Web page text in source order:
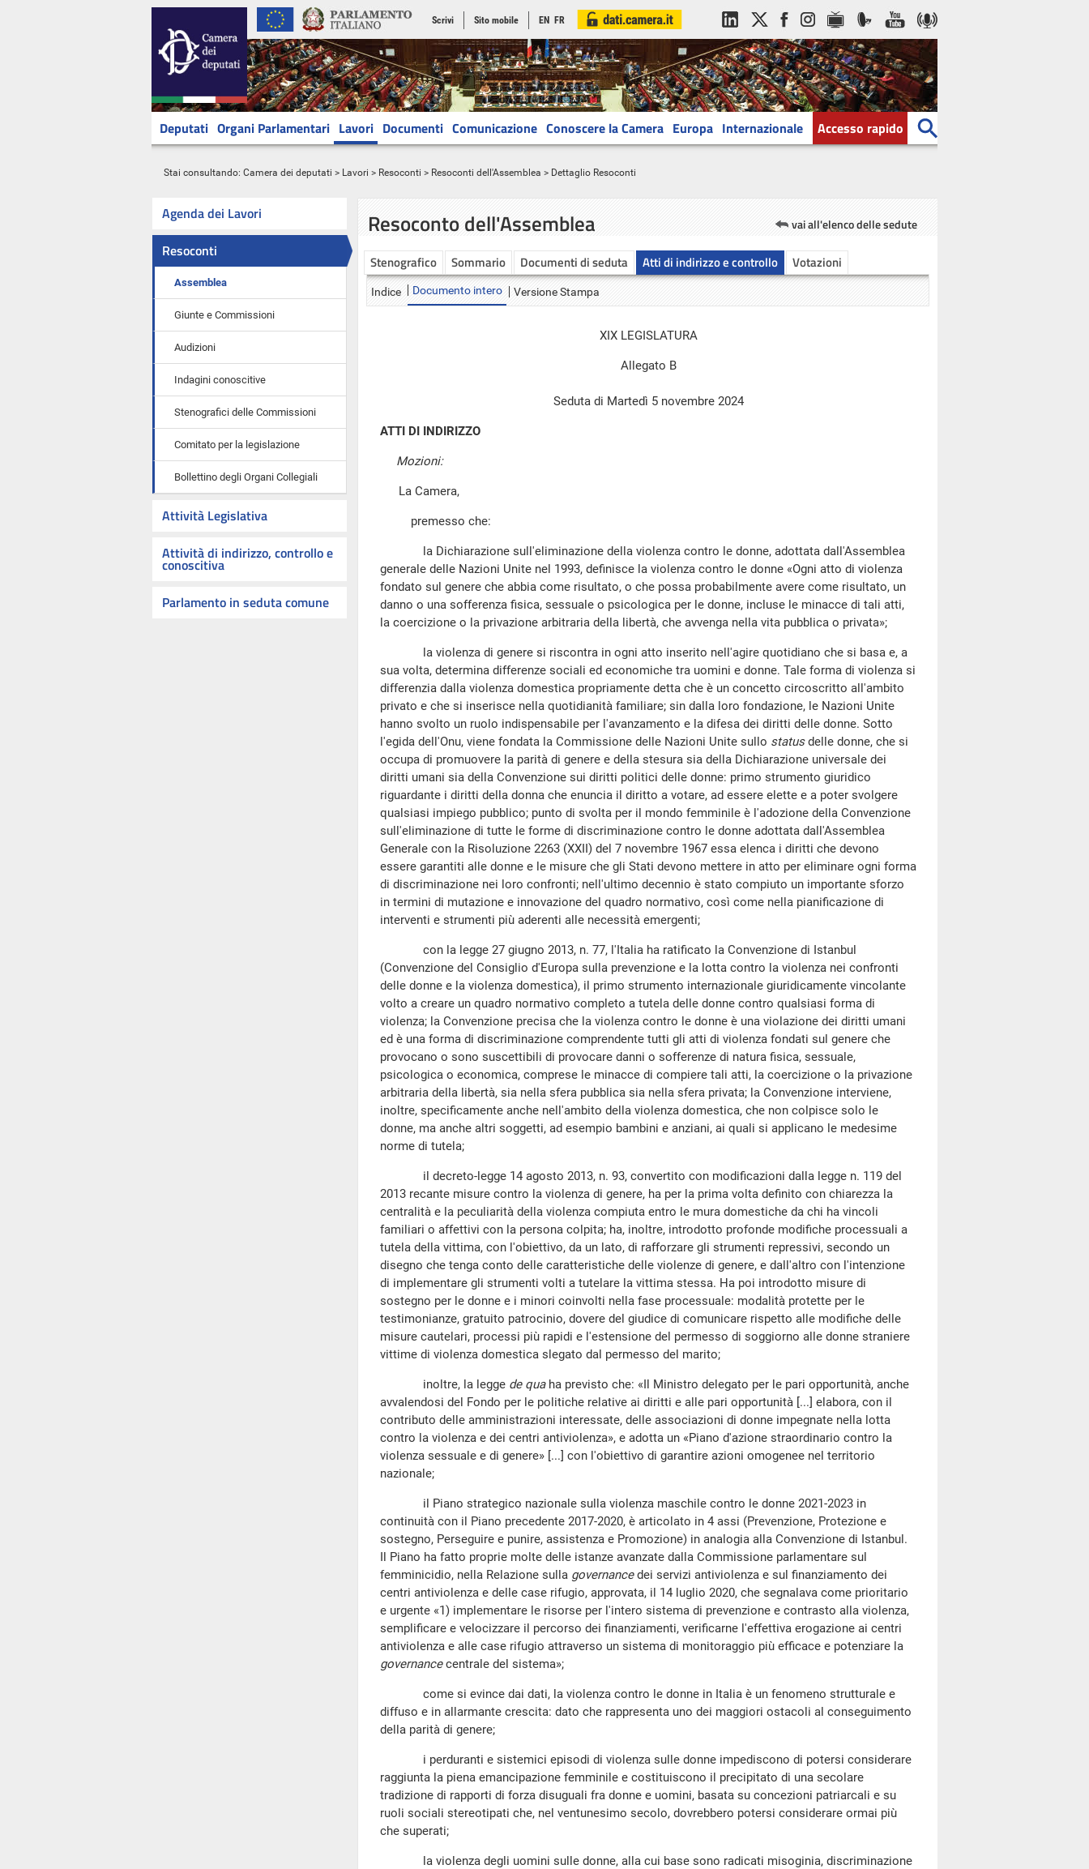
Scrivi Sito mobile EN FR
Deputati Organi Parlamentari Lavori Documenti Comunicazione Conoscere la Camera Europa Internazionale Accesso rapido
Stai consultando: Camera dei deputati > Lavori > Resoconti > Resoconti dell'Assemblea > Dettaglio Resoconti
Agenda dei Lavori
Resoconti
Assemblea
Giunte e Commissioni
Audizioni
Indagini conoscitive
Stenografici delle Commissioni
Comitato per la legislazione
Bollettino degli Organi Collegiali
Attività Legislativa
Attività di indirizzo, controllo e
conoscitiva
Parlamento in seduta comune
Resoconto dell'Assemblea vai all'elenco delle sedute
Stenografico Sommario Documenti di seduta Atti di indirizzo e controllo Votazioni
Indice Documento intero Versione Stampa
XIX LEGISLATURA
Allegato B
Seduta di Martedì 5 novembre 2024
ATTI DI INDIRIZZO
Mozioni:
La Camera,
premesso che:
la Dichiarazione sull'eliminazione della violenza contro le donne, adottata dall'Assemblea
generale delle Nazioni Unite nel 1993, definisce la violenza contro le donne «Ogni atto di violenza
fondato sul genere che abbia come risultato, o che possa probabilmente avere come risultato, un
danno o una sofferenza fisica, sessuale o psicologica per le donne, incluse le minacce di tali atti,
la coercizione o la privazione arbitraria della libertà, che avvenga nella vita pubblica o privata»;
la violenza di genere si riscontra in ogni atto inserito nell'agire quotidiano che si basa e, a
sua volta, determina differenze sociali ed economiche tra uomini e donne. Tale forma di violenza si
differenzia dalla violenza domestica propriamente detta che è un concetto circoscritto all'ambito
privato e che si inserisce nella quotidianità familiare; sin dalla loro fondazione, le Nazioni Unite
hanno svolto un ruolo indispensabile per l'avanzamento e la difesa dei diritti delle donne. Sotto
l'egida dell'Onu, viene fondata la Commissione delle Nazioni Unite sullo statusdelle donne, che si
occupa di promuovere la parità di genere e della stesura sia della Dichiarazione universale dei
diritti umani sia della Convenzione sui diritti politici delle donne: primo strumento giuridico
riguardante i diritti della donna che enuncia il diritto a votare, ad essere elette e a poter svolgere
qualsiasi impiego pubblico; punto di svolta per il mondo femminile è l'adozione della Convenzione
sull'eliminazione di tutte le forme di discriminazione contro le donne adottata dall'Assemblea
Generale con la Risoluzione 2263 (XXII) del 7 novembre 1967 essa elenca i diritti che devono
essere garantiti alle donne e le misure che gli Stati devono mettere in atto per eliminare ogni forma
di discriminazione nei loro confronti; nell'ultimo decennio è stato compiuto un importante sforzo
in termini di mutazione e innovazione del quadro normativo, così come nella pianificazione di
interventi e strumenti più aderenti alle necessità emergenti;
con la legge 27 giugno 2013, n. 77, l'Italia ha ratificato la Convenzione di Istanbul
(Convenzione del Consiglio d'Europa sulla prevenzione e la lotta contro la violenza nei confronti
delle donne e la violenza domestica), il primo strumento internazionale giuridicamente vincolante
volto a creare un quadro normativo completo a tutela delle donne contro qualsiasi forma di
violenza; la Convenzione precisa che la violenza contro le donne è una violazione dei diritti umani
ed è una forma di discriminazione comprendente tutti gli atti di violenza fondati sul genere che
provocano o sono suscettibili di provocare danni o sofferenze di natura fisica, sessuale,
psicologica o economica, comprese le minacce di compiere tali atti, la coercizione o la privazione
arbitraria della libertà, sia nella sfera pubblica sia nella sfera privata; la Convenzione interviene,
inoltre, specificamente anche nell'ambito della violenza domestica, che non colpisce solo le
donne, ma anche altri soggetti, ad esempio bambini e anziani, ai quali si applicano le medesime
norme di tutela;
il decreto-legge 14 agosto 2013, n. 93, convertito con modificazioni dalla legge n. 119 del
2013 recante misure contro la violenza di genere, ha per la prima volta definito con chiarezza la
centralità e la peculiarità della violenza compiuta entro le mura domestiche da chi ha vincoli
familiari o affettivi con la persona colpita; ha, inoltre, introdotto profonde modifiche processuali a
tutela della vittima, con l'obiettivo, da un lato, di rafforzare gli strumenti repressivi, secondo un
disegno che tenga conto delle caratteristiche delle violenze di genere, e dall'altro con l'intenzione
di implementare gli strumenti volti a tutelare la vittima stessa. Ha poi introdotto misure di
sostegno per le donne e i minori coinvolti nella fase processuale: modalità protette per le
testimonianze, gratuito patrocinio, dovere del giudice di comunicare rispetto alle modifiche delle
misure cautelari, processi più rapidi e l'estensione del permesso di soggiorno alle donne straniere
vittime di violenza domestica slegato dal permesso del marito;
inoltre, la legge de quaha previsto che: «Il Ministro delegato per le pari opportunità, anche
avvalendosi del Fondo per le politiche relative ai diritti e alle pari opportunità [...] elabora, con il
contributo delle amministrazioni interessate, delle associazioni di donne impegnate nella lotta
contro la violenza e dei centri antiviolenza», e adotta un «Piano d'azione straordinario contro la
violenza sessuale e di genere» [...] con l'obiettivo di garantire azioni omogenee nel territorio
nazionale;
il Piano strategico nazionale sulla violenza maschile contro le donne 2021-2023 in
continuità con il Piano precedente 2017-2020, è articolato in 4 assi (Prevenzione, Protezione e
sostegno, Perseguire e punire, assistenza e Promozione) in analogia alla Convenzione di Istanbul.
Il Piano ha fatto proprie molte delle istanze avanzate dalla Commissione parlamentare sul
femminicidio, nella Relazione sulla governancedei servizi antiviolenza e sul finanziamento dei
centri antiviolenza e delle case rifugio, approvata, il 14 luglio 2020, che segnalava come prioritario
e urgente «1) implementare le risorse per l'intero sistema di prevenzione e contrasto alla violenza,
semplificare e velocizzare il percorso dei finanziamenti, verificarne l'effettiva erogazione ai centri
antiviolenza e alle case rifugio attraverso un sistema di monitoraggio più efficace e potenziare la
governancecentrale del sistema»;
come si evince dai dati, la violenza contro le donne in Italia è un fenomeno strutturale e
diffuso e in allarmante crescita: dato che rappresenta uno dei maggiori ostacoli al conseguimento
della parità di genere;
i perduranti e sistemici episodi di violenza sulle donne impediscono di potersi considerare
raggiunta la piena emancipazione femminile e costituiscono il precipitato di una secolare
tradizione di rapporti di forza disuguali fra donne e uomini, basata su concezioni patriarcali e su
ruoli sociali stereotipati che, nel ventunesimo secolo, dovrebbero potersi considerare ormai più
che superati;
la violenza degli uomini sulle donne, alla cui base sono radicati misoginia, discriminazione